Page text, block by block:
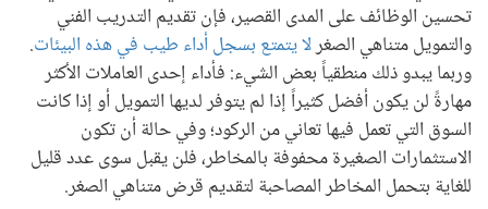
تحسين الوظائف على المدى القصير، فإن تقديم التدريب الفني
والتمويل متناهي الصغرلا يتمتع بسجل أداء طيب في هذه البيئات.
وربما يبدو ذلك منطقياً بعض الشيء: فأداء إحدى العاملات الأكثر
مهارةً لن يكون أفضل كثيراً إذا لم يتوفر لديها التمويل أو إذا كانت
السوق التي تعمل فيها تعاني من الركود؛ وفي حالة أن تكون
الاستثمارات الصغيرة محفوفة بالمخاطر، فلن يقبل سوى عدد قليل
للغاية بتحمل المخاطر المصاحبة لتقديم قرض متناهي الصغر.